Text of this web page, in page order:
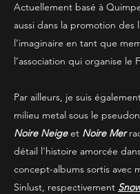
Actuellement basé à
aussi dans la promotion des
l’imaginaire en tant que
l’association qui organise le
Par ailleurs, je suis
milieu metal sous le
Noire Neigeet Noire Mer
détail l'histoire amorcée
concept-albums sortis avec
Sinlust, respectivement